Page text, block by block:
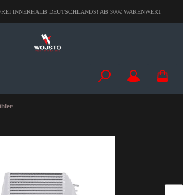
INNERHALB DEUTSCHLANDS! AB 300€ WARENWERT